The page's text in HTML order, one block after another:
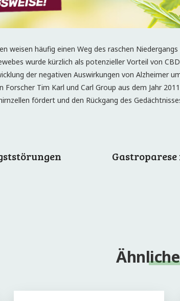
weisen häufig einen Weg des raschen
wurde kürzlich als potenzieller Vorteil von
der negativen Auswirkungen von Alzheimer
Forscher Tim Karl und Carl Group aus dem Jahr
fördert und den Rückgang des
Gastroparese